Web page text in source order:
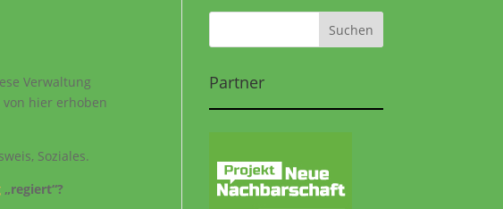
Verwaltung
hier erhoben
Soziales.
„regiert“?
Partner